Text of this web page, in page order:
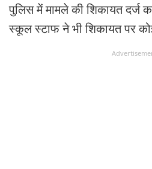
पुलिस में मामले की शिकायत दर्ज
स्कूल स्टाफ ने भी शिकायत पर कोई